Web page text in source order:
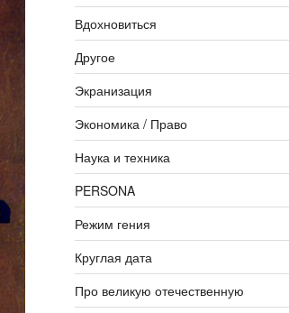
Вдохновиться
Другое
Экранизация
Экономика / Право
Наука и техника
PERSONA
Режим гения
Круглая дата
Про великую отечественную